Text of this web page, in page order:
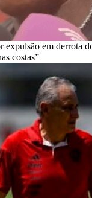
expulsão em derrota
costas”